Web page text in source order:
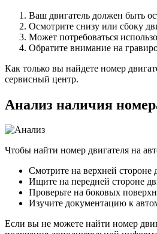
Ваш двигатель должен быть
Осмотрите снизу или сбоку
Может потребоваться
Обратите внимание на
Как только вы найдете номер
сервисный центр.
Анализ наличия
Чтобы найти номер двигателя на
Смотрите на верхней стороне
Ищите на передней стороне
Проверьте на боковых
Изучите документацию к
Если вы не можете найти номер